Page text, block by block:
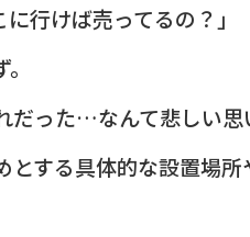
行けば売ってるの？
った…なんて悲しい思
とする具体的な設置場